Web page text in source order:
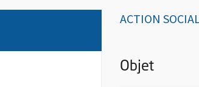
ACTION
Objet